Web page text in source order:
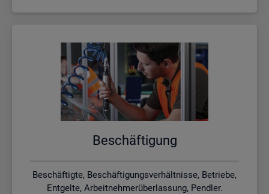
Be­schäf­ti­gung
Beschäftigte, Beschäftigungsverhältnisse, Betriebe,
Entgelte, Arbeitnehmerüberlassung, Pendler.